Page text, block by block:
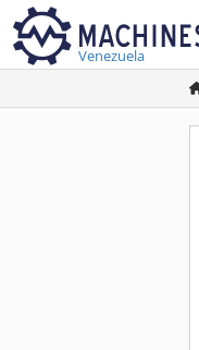
Venezuela